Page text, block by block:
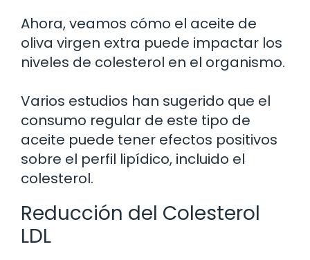
Ahora, veamos cómo el aceite de
oliva virgen extra puede impactar los
niveles de colesterol en el organismo.
Varios estudios han sugerido que el
consumo regular de este tipo de
aceite puede tener efectos positivos
sobre el perfil lipídico, incluido el
colesterol.
Reducción del Colesterol
LDL